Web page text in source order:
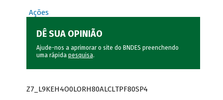
Ações
DÊ SUA OPINIÃO
Ajude-nos a aprimorar o site do BNDES preenchendo
uma rápida pesquisa.
Z7_L9KEH4O0LORH80ALCLTPF80SP4